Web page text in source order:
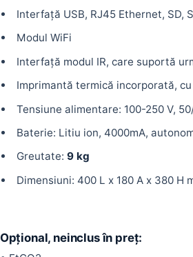
Interfață USB, RJ45 Ethernet, SD,
Modul WiFi
Interfață modul IR, care suportă
Imprimantă termică incorporată,
Tensiune alimentare: 100-250 V,
Baterie: Litiu ion, 4000mA,
Greutate: 9 kg
Dimensiuni: 400 L x 180 A x 380 H
Opțional, neinclus în preț: